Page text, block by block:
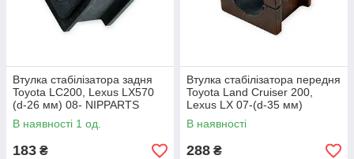
Втулка стабілізатора задня
Toyota LC200, Lexus LX570
(d-26 мм) 08- NIPPARTS
В наявності 1 од.
183 ₴
Втулка стабілізатора передня
Toyota Land Cruiser 200,
Lexus LX 07-(d-35 мм)
SPIDAN
В наявності
288 ₴